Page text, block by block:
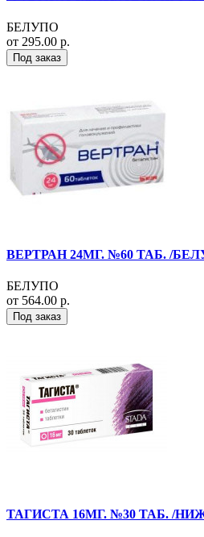
БЕЛУПО
от 295.00 р.
Под заказ
ВЕРТРАН 24МГ. №60 ТАБ. /
БЕЛУПО
от 564.00 р.
Под заказ
ТАГИСТА 16МГ. №30 ТАБ. /